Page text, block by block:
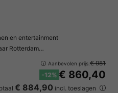
en entertainment
Rotterdam…
Aanbevolen prijs:€ 981
-12% € 860,40
€ 884,90 incl. toeslagen